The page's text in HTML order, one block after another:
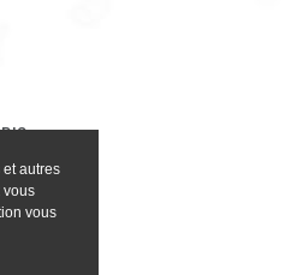
autres
vous
vous